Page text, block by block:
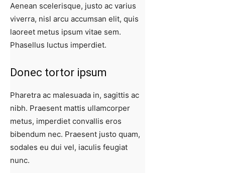
Aenean scelerisque, justo ac varius
viverra, nisl arcu accumsan elit, quis
laoreet metus ipsum vitae sem.
Phasellus luctus imperdiet.
Donec tortor ipsum
Pharetra ac malesuada in, sagittis ac
nibh. Praesent mattis ullamcorper
metus, imperdiet convallis eros
bibendum nec. Praesent justo quam,
sodales eu dui vel, iaculis feugiat
nunc.